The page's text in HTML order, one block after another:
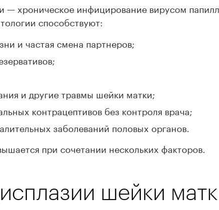
— хроническое инфицирование вирусом
способствуют:
и частая смена партнеров;
и другие травмы шейки матки;
контрацептивов без контроля врача;
заболеваний половых органов.
при сочетании нескольких факторов.
шейки